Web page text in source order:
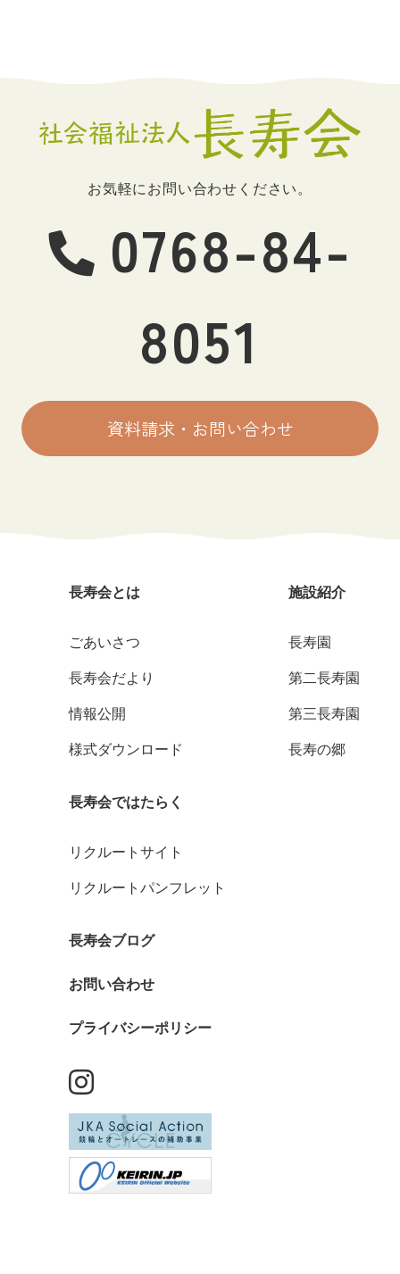
お気軽にお問い合わせください。
0768-84-
8051
資料請求・お問い合わせ
長寿会とは
ごあいさつ
長寿会だより
情報公開
様式ダウンロード
施設紹介
長寿園
第二長寿園
第三長寿園
長寿の郷
長寿会ではたらく
リクルートサイト
リクルートパンフレット
長寿会ブログ
お問い合わせ
プライバシーポリシー